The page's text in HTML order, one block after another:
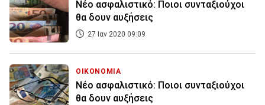
Nέο ασφαλιστικό: Ποιοι συνταξιούχοι
θα δουν αυξήσεις
27 Ιαν 2020 09:09
ΟΙΚΟΝΟΜΙΑ
Νέο ασφαλιστικό: Ποιοι συνταξιούχοι
θα δουν αυξήσεις